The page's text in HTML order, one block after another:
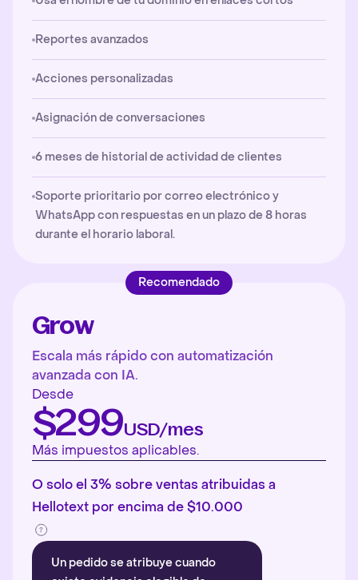
Reportes avanzados
Acciones personalizadas
Asignación de conversaciones
6 meses de historial de actividad de clientes
Soporte prioritario por correo electrónico y
WhatsApp con respuestas en un plazo de 8 horas
durante el horario laboral.
Recomendado
Grow
Escala más rápido con automatización
avanzada con IA.
Desde
$299USD/mes
Más impuestos aplicables.
O solo el 3% sobre ventas atribuidas a
Hellotext por encima de $10.000
Un pedido se atribuye cuando